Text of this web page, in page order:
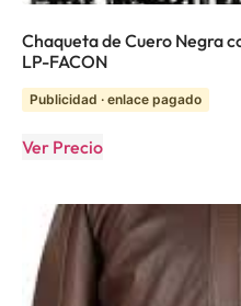
Chaqueta de Cuero Negra
LP-FACON
Publicidad · enlace pagado
Ver Precio